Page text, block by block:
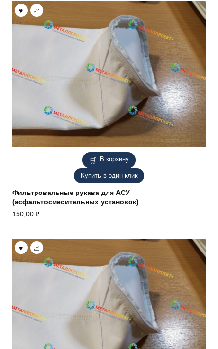
В корзину
Купить в один клик
Фильтровальные рукава для АСУ
(асфальтосмесительных установок)
150,00 ₽